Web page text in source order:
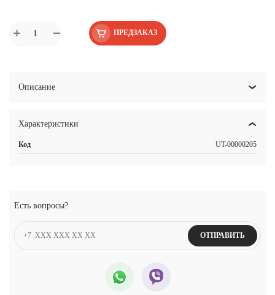
ПРЕДЗАКАЗ
Описание
Характеристики
Код UT-00000205
Есть вопросы?
ОТПРАВИТЬ